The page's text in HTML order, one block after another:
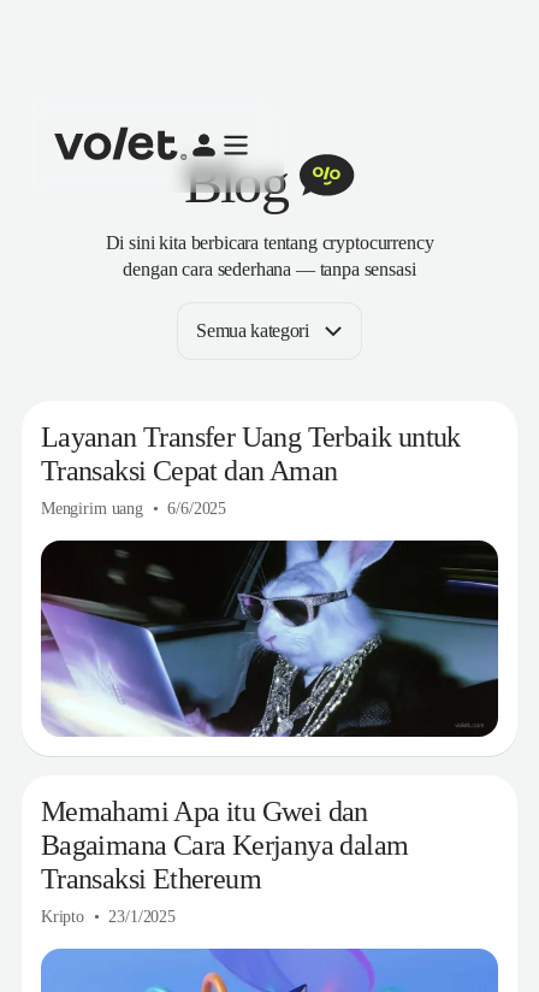
Semua kategori
Blog
Di sini kita berbicara tentang cryptocurrency
dengan cara sederhana — tanpa sensasi
Layanan Transfer Uang Terbaik untuk
Transaksi Cepat dan Aman
Mengirim uang 6/6/2025
Memahami Apa itu Gwei dan
Bagaimana Cara Kerjanya dalam
Transaksi Ethereum
Kripto 23/1/2025